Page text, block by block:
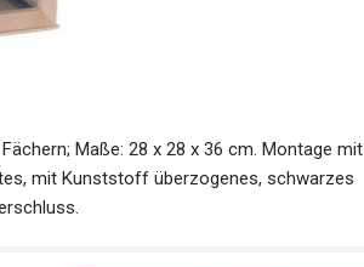
Maße: 28 x 28 x 36 cm. Montage mit
mit Kunststoff überzogenes, schwarzes